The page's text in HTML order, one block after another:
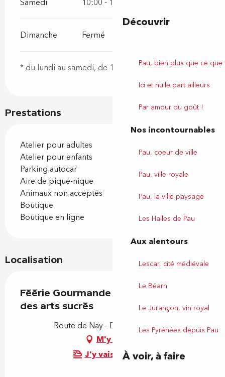
Découvrir
Pau, bien plus que ce
Ici et nulle part ailleurs
Par amour du goût !
Nos incontournables
Pau, coeur de ville
Pau, ville royale
Pau, la ville paysage
Les Halles de Pau
Aux alentours
Lescar, cité médiévale
Le Béarn
Le Jurançon, vin royal
Les Pyrénées depuis Pau
À voir, à faire
Prestations
Atelier pour adultes
Atelier pour enfants
Parking autocar
Aire de pique-nique
Animaux non acceptés
Boutique
Boutique en ligne
Samedi 10:00 - 12:00
Dimanche Fermé
* du lundi au samedi, de 10h à 12h et de 14h à 16h.
Localisation
Féérie Gourmande - Atelier et Musée
des arts sucrés
Route de Nay - D37, 64110 Uzos
M'y rendre
J'y vais en train !